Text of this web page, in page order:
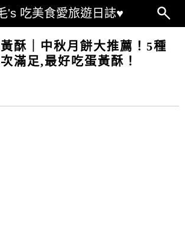
's 吃美食愛旅遊日誌♥
酥｜中秋月餅大推薦！5種
滿足,最好吃蛋黃酥！